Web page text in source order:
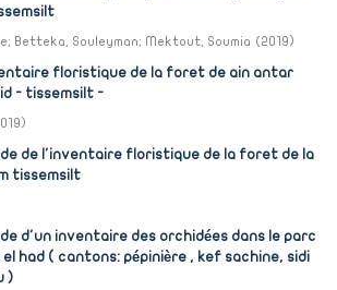
; Betteka, Souleyman; Mektout, Soumia (2019)
floristique de la foret de ain antar
- tissemsilt -
)
de l'inventaire floristique de la foret de la
tissemsilt
d'un inventaire des orchidées dans le parc
had ( cantons: pépinière , kef sachine, sidi
)